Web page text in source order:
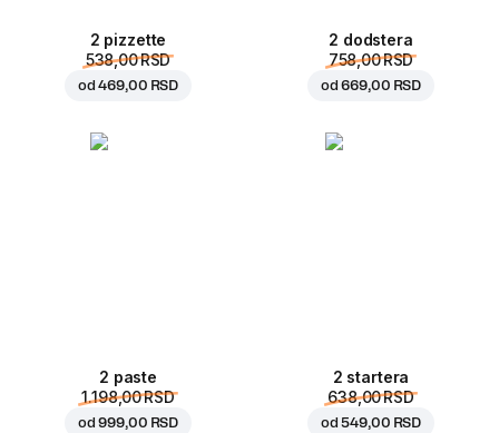
2 pizzette
538,00 RSD
od469,00 RSD
2 dodstera
758,00 RSD
od669,00 RSD
2 paste
1.198,00 RSD
od999,00 RSD
2 startera
638,00 RSD
od549,00 RSD